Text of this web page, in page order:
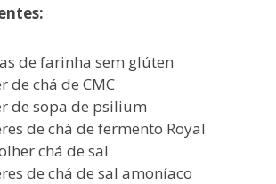
de farinha sem glúten
de chá de CMC
de sopa de psilium
de chá de fermento Royal
chá de sal
de chá de sal amoníaco